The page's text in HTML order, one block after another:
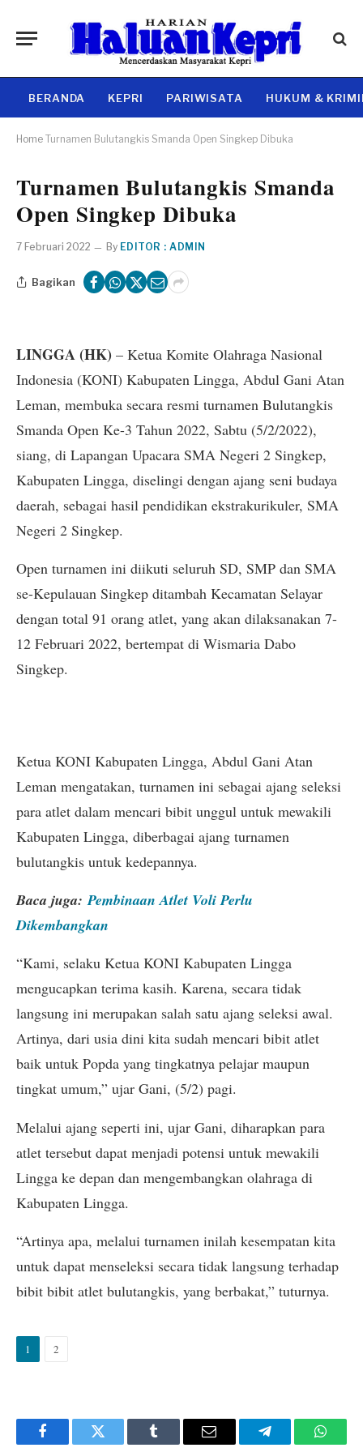
BERANDA KEPRI PARIWISATA HUKUM &
Home Turnamen Bulutangkis Smanda Open Singkep Dibuka
Turnamen Bulutangkis Smanda
Open Singkep Dibuka
7 Februari 2022 By EDITOR : ADMIN
Bagikan
LINGGA (HK) – Ketua Komite Olahraga Nasional
Indonesia (KONI) Kabupaten Lingga, Abdul Gani Atan
Leman, membuka secara resmi turnamen Bulutangkis
Smanda Open Ke-3 Tahun 2022, Sabtu (5/2/2022),
siang, di Lapangan Upacara SMA Negeri 2 Singkep,
Kabupaten Lingga, diselingi dengan ajang seni budaya
daerah, sebagai hasil pendidikan ekstrakurikuler, SMA
Negeri 2 Singkep.
Open turnamen ini diikuti seluruh SD, SMP dan SMA
se-Kepulauan Singkep ditambah Kecamatan Selayar
dengan total 91 orang atlet, yang akan dilaksanakan 7-
12 Februari 2022, bertempat di Wismaria Dabo
Singkep.
Ketua KONI Kabupaten Lingga, Abdul Gani Atan
Leman mengatakan, turnamen ini sebagai ajang seleksi
para atlet dalam mencari bibit unggul untuk mewakili
Kabupaten Lingga, diberbagai ajang turnamen
bulutangkis untuk kedepannya.
Baca juga:Pembinaan Atlet Voli Perlu
Dikembangkan
“Kami, selaku Ketua KONI Kabupaten Lingga
mengucapkan terima kasih. Karena, secara tidak
langsung ini merupakan salah satu ajang seleksi awal.
Artinya, dari usia dini kita sudah mencari bibit atlet
baik untuk Popda yang tingkatnya pelajar maupun
tingkat umum,” ujar Gani, (5/2) pagi.
Melalui ajang seperti ini, ujar Gani, diharapkan para
atlet tersebut dapat menjadi potensi untuk mewakili
Lingga ke depan dan mengembangkan olahraga di
Kabupaten Lingga.
“Artinya apa, melalui turnamen inilah kesempatan kita
untuk dapat menseleksi secara tidak langsung terhadap
bibit bibit atlet bulutangkis, yang berbakat,” tuturnya.
1 2
FacebookTwitter Tumblr Email Telegram